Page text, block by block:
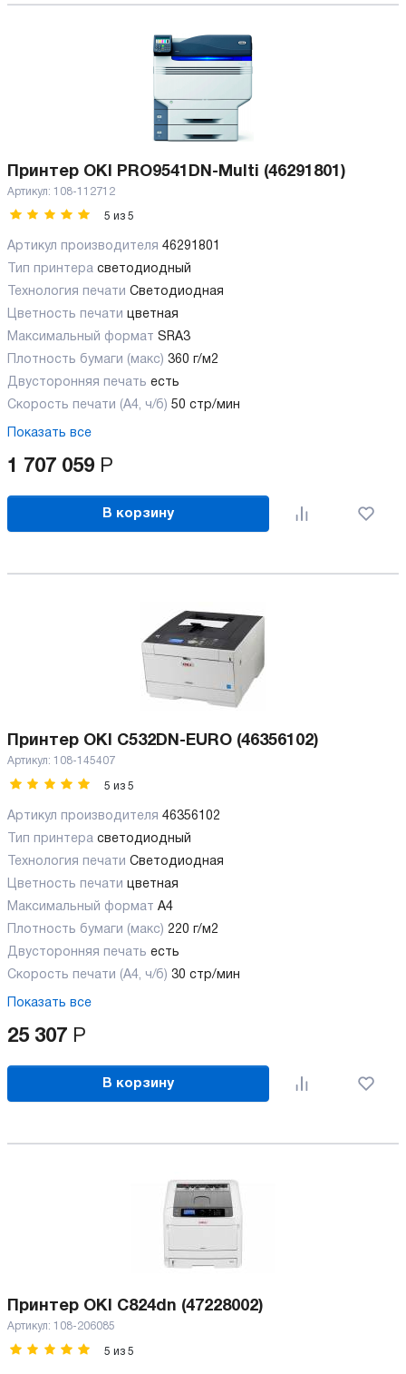
Принтер OKI PRO9541DN-Multi (46291801)
Артикул: 108-112712
5 из 5
Артикул производителя 46291801
Тип принтера светодиодный
Технология печати Светодиодная
Цветность печати
цветная
Максимальный формат SRA3
Плотность бумаги (макс) 360 г/м2
Двусторонняя печать есть
Скорость печати (А4, ч/б) 50 стр/мин
Показать все
1 707 059 Р
В корзину
Принтер OKI C532DN-EURO (46356102)
Артикул: 108-145407
5 из 5
Артикул производителя 46356102
Тип принтера светодиодный
Технология печати Светодиодная
Цветность печати цветная
Максимальный формат А4
Плотность бумаги (макс) 220 г/м2
Двусторонняя печать есть
Скорость печати (А4, ч/б) 30 стр/мин
Показать все
25 307 Р
В корзину
Принтер OKI C824dn (47228002)
Артикул: 108-206085
5 из 5